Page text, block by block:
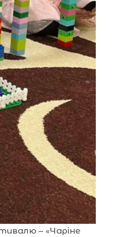
– «Чаріне